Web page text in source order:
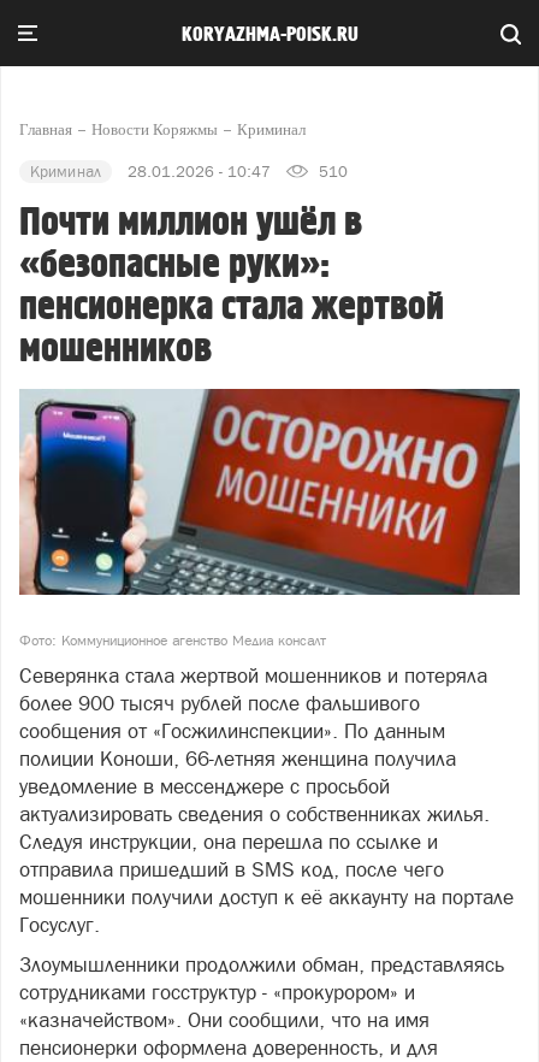
KORYAZHMA-POISK.RU
Главная Новости Коряжмы Криминал
Криминал 28.01.2026 - 10:47 510
Почти миллион ушёл в
«безопасные руки»:
пенсионерка стала жертвой
мошенников
Фото: Коммуниционное агенство Медиа консалт
Северянка стала жертвой мошенников и потеряла
более 900 тысяч рублей после фальшивого
сообщения от «Госжилинспекции». По данным
полиции Коноши, 66-летняя женщина получила
уведомление в мессенджере с просьбой
актуализировать сведения о собственниках жилья.
Следуя инструкции, она перешла по ссылке и
отправила пришедший в SMS код, после чего
мошенники получили доступ к её аккаунту на портале
Госуслуг.
Злоумышленники продолжили обман, представляясь
сотрудниками госструктур - «прокурором» и
«казначейством». Они сообщили, что на имя
пенсионерки оформлена доверенность, и для